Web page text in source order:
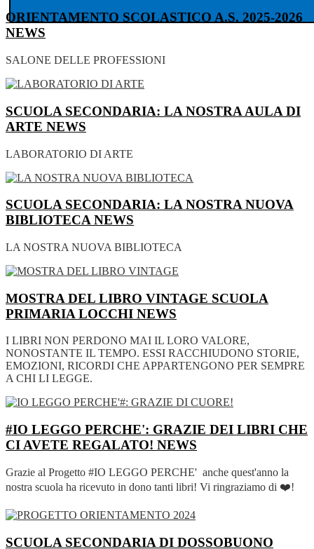
ORIENTAMENTO SCOLASTICO A.S. 2025-2026
NEWS
SALONE DELLE PROFESSIONI
SCUOLA SECONDARIA: LA NOSTRA AULA DI
ARTE NEWS
LABORATORIO DI ARTE
SCUOLA SECONDARIA: LA NOSTRA NUOVA
BIBLIOTECANEWS
LA NOSTRA NUOVA BIBLIOTECA
MOSTRA DEL LIBRO VINTAGE SCUOLA
PRIMARIA LOCCHI NEWS
I LIBRI NON PERDONO MAI IL LORO VALORE,
NONOSTANTE IL TEMPO. ESSI RACCHIUDONO STORIE,
EMOZIONI, RICORDI CHE APPARTENGONO PER SEMPRE
A CHI LI LEGGE.
#IO LEGGO PERCHE': GRAZIE DEI LIBRI CHE
CI AVETE REGALATO! NEWS
Grazie al Progetto #IO LEGGO PERCHE' anche quest'anno la
nostra scuola ha ricevuto in dono tanti libri! Vi ringraziamo di ❤️!
SCUOLA SECONDARIA DI DOSSOBUONO